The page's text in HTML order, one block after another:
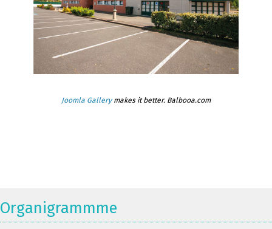
Joomla Gallerymakes it better. Balbooa.com
Organigrammme